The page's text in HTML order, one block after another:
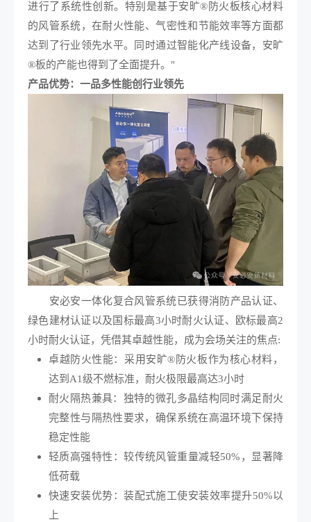
进行了系统性创新。特别是基于安旷®防火板核心材料
的风管系统，在耐火性能、气密性和节能效率等方面都
达到了行业领先水平。同时通过智能化产线设备，安旷
®板的产能也得到了全面提升。"
产品优势：一品多性能创行业领先
安必安一体化复合风管系统已获得消防产品认证、
绿色建材认证以及国标最高3小时耐火认证、欧标最高2
小时耐火认证，凭借其卓越性能，成为会场关注的焦点:
卓越防火性能：采用安旷®防火板作为核心材料，
达到A1级不燃标准，耐火极限最高达3小时
耐火隔热兼具：独特的微孔多晶结构同时满足耐火
完整性与隔热性要求，确保系统在高温环境下保持
稳定性能
轻质高强特性：较传统风管重量减轻50%，显著降
低荷载
快速安装优势：装配式施工使安装效率提升50%以
上